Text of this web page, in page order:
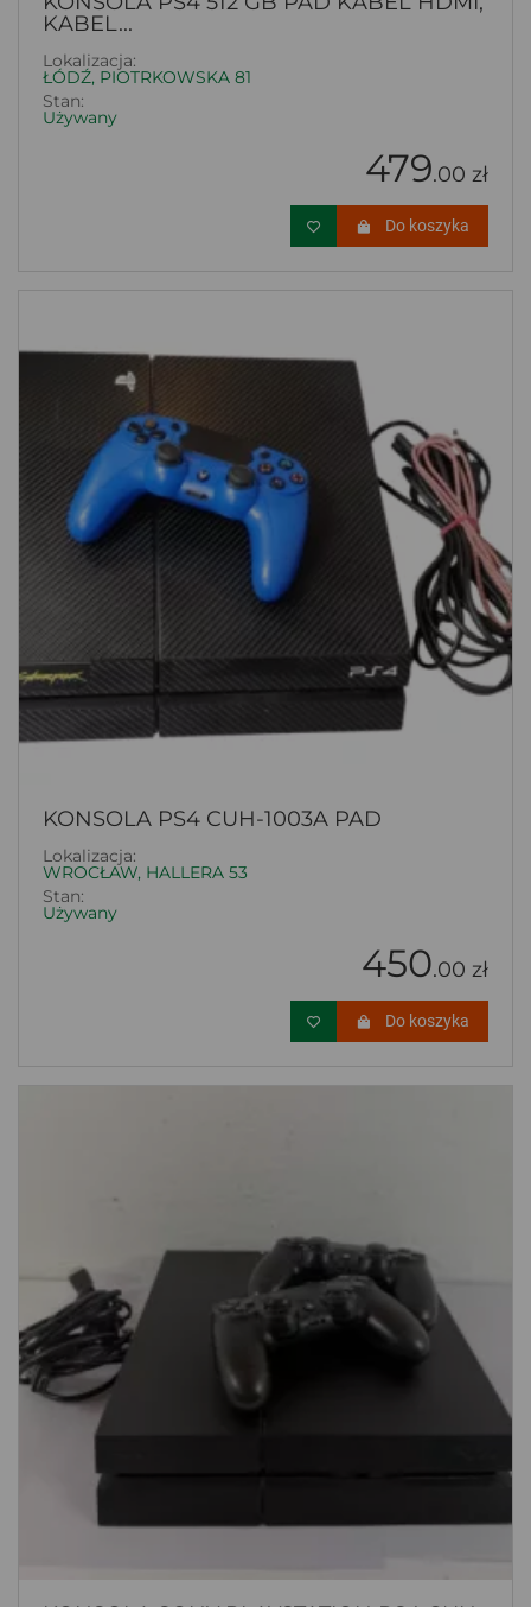
KABEL...
Lokalizacja:
ŁÓDŹ, PIOTRKOWSKA 81
Stan:
Używany
479.00 zł
Do koszyka
KONSOLA PS4 CUH-1003A PAD
Lokalizacja:
WROCŁAW, HALLERA 53
Stan:
Używany
450.00 zł
Do koszyka